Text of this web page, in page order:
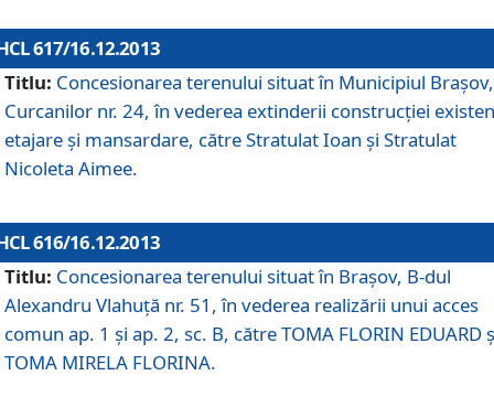
617/16.12.2013
Titlu: Concesionarea terenului situat în Municipiul
Curcanilor nr. 24, în vederea extinderii construcţiei
etajare şi mansardare, către Stratulat Ioan şi Stratulat
Nicoleta Aimee.
616/16.12.2013
Titlu: Concesionarea terenului situat în Braşov, B-dul
Alexandru Vlahuţă nr. 51, în vederea realizării unui acces
comun ap. 1 şi ap. 2, sc. B, către TOMA FLORIN EDUARD
TOMA MIRELA FLORINA.